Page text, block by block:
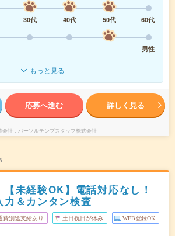
30代 40代 50代
60代
男性
もっと見る
応募へ進む 詳しく見る
会社 パーソルテンプスタッフ株式会社
【未経験OK】電話対応なし！
力＆カンタン検査
費別途支給あり 土日祝日が休み WEB登録OK